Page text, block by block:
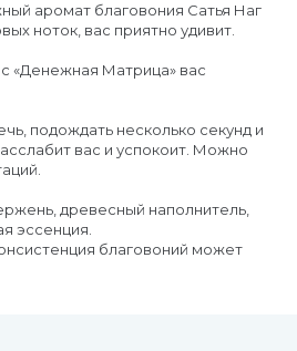
аромат благовония Сатья Наг
ноток, вас приятно удивит.
«Денежная Матрица» вас
подождать несколько секунд и
вас и успокоит. Можно
древесный наполнитель,
эссенция.
благовоний может